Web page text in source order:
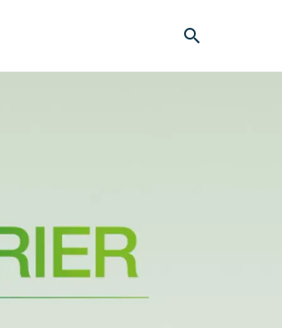
search